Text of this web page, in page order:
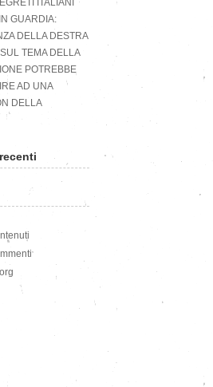
ITALIANI
GUARDIA:
DELLA DESTRA
TEMA DELLA
POTREBBE
AD UNA
DELLA